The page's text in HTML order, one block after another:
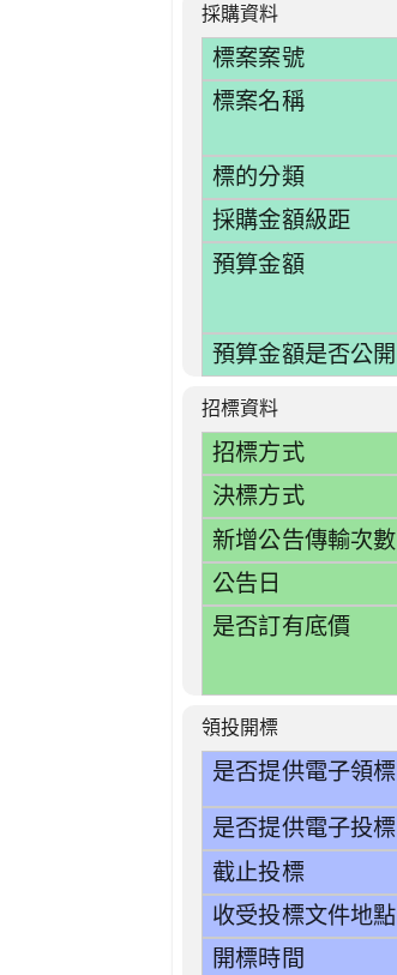
採購資料
標案案號
標案名稱
標的分類
採購金額級距
預算金額
預算金額是否公開
招標資料
招標方式
決標方式
新增公告傳輸次數
公告日
是否訂有底價
領投開標
是否提供電子領標
是否提供電子投標
截止投標
收受投標文件地點
開標時間